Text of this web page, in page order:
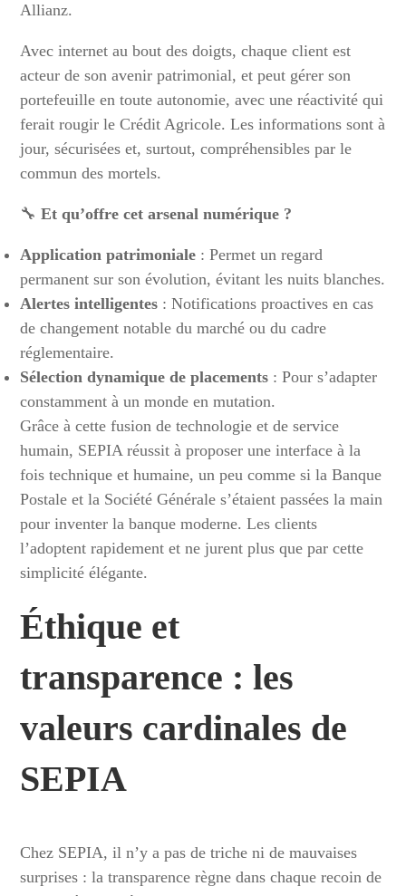
Allianz.
Avec internet au bout des doigts, chaque client est
acteur de son avenir patrimonial, et peut gérer son
portefeuille en toute autonomie, avec une réactivité qui
ferait rougir le Crédit Agricole. Les informations sont à
jour, sécurisées et, surtout, compréhensibles par le
commun des mortels.
🔧Et qu’offre cet arsenal numérique ?
Application patrimoniale : Permet un regard
permanent sur son évolution, évitant les nuits blanches.
Alertes intelligentes : Notifications proactives en cas
de changement notable du marché ou du cadre
réglementaire.
Sélection dynamique de placements : Pour s’adapter
constamment à un monde en mutation.
Grâce à cette fusion de technologie et de service
humain, SEPIA réussit à proposer une interface à la
fois technique et humaine, un peu comme si la Banque
Postale et la Société Générale s’étaient passées la main
pour inventer la banque moderne. Les clients
l’adoptent rapidement et ne jurent plus que par cette
simplicité élégante.
Éthique et
transparence : les
valeurs cardinales de
SEPIA
Chez SEPIA, il n’y a pas de triche ni de mauvaises
surprises : la transparence règne dans chaque recoin de